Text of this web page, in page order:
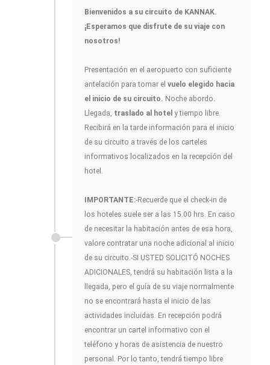
Bienvenidos a su circuito de KANNAK.
¡Esperamos que disfrute de su viaje con
nosotros!
Presentación en el aeropuerto con suficiente
antelación para tomar el vuelo elegido hacia
el inicio de su circuito. Noche abordo.
Llegada, traslado al hotel y tiempo libre.
Recibirá en la tarde información para el inicio
de su circuito a través de los carteles
informativos localizados en la recepción del
hotel.
IMPORTANTE:-Recuerde que el check-in de
los hoteles suele ser a las 15.00 hrs. En caso
de necesitar la habitación antes de esa hora,
valore contratar una noche adicional al inicio
de su circuito.-SI USTED SOLICITÓ NOCHES
ADICIONALES, tendrá su habitación lista a la
llegada, pero el guía de su viaje normalmente
no se encontrará hasta el inicio de las
actividades incluidas. En recepción podrá
encontrar un cartel informativo con el
teléfono y horas de asistencia de nuestro
personal. Por lo tanto, tendrá tiempo libre